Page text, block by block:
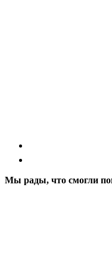
Мы рады, что смогли